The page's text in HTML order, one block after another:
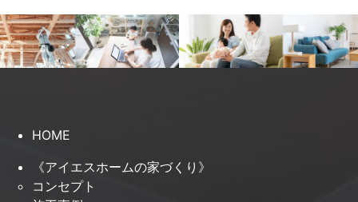
HOME
《アイエスホームの家づくり》
コンセプト